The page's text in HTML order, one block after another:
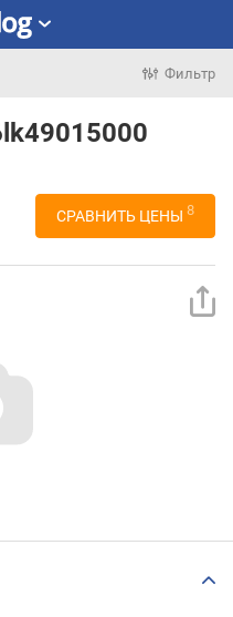
Фильтр
СРАВНИТЬ ЦЕНЫ 8